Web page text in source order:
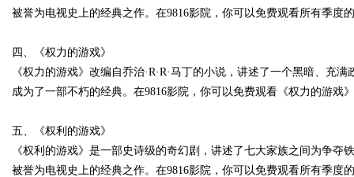
被誉为电视史上的经典之作。在9816影院，你可以免费观看所有季度
四、《权力的游戏》
《权力的游戏》改编自乔治·R·R·马丁的小说，讲述了一个黑暗、充
成为了一部不朽的经典。在9816影院，你可以免费观看《权力的游戏
五、《权利的游戏》
《权利的游戏》是一部史诗级的奇幻剧，讲述了七大家族之间为争
被誉为电视史上的经典之作。在9816影院，你可以免费观看所有季度